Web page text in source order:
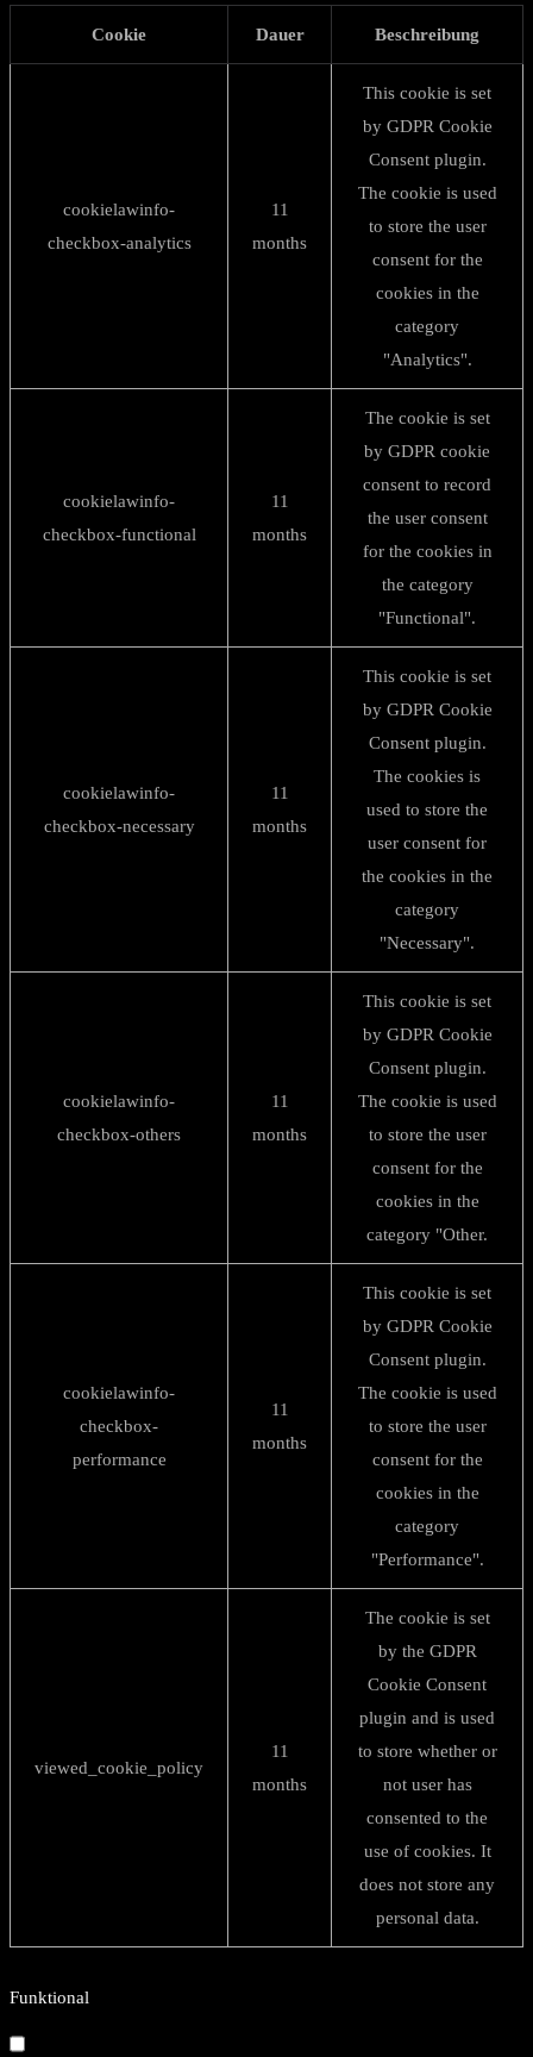
Cookie Dauer Beschreibung
cookielawinfo-
checkbox-analytics
11
months
This cookie is set
by GDPR Cookie
Consent plugin.
The cookie is used
to store the user
consent for the
cookies in the
category
"Analytics".
cookielawinfo-
checkbox-functional
11
months
The cookie is set
by GDPR cookie
consent to record
the user consent
for the cookies in
the category
"Functional".
cookielawinfo-
checkbox-necessary
11
months
This cookie is set
by GDPR Cookie
Consent plugin.
The cookies is
used to store the
user consent for
the cookies in the
category
"Necessary".
cookielawinfo-
checkbox-others
11
months
This cookie is set
by GDPR Cookie
Consent plugin.
The cookie is used
to store the user
consent for the
cookies in the
category "Other.
cookielawinfo-
checkbox-
performance
11
months
This cookie is set
by GDPR Cookie
Consent plugin.
The cookie is used
to store the user
consent for the
cookies in the
category
"Performance".
viewed_cookie_policy
11
months
The cookie is set
by the GDPR
Cookie Consent
plugin and is used
to store whether or
not user has
consented to the
use of cookies. It
does not store any
personal data.
Funktional